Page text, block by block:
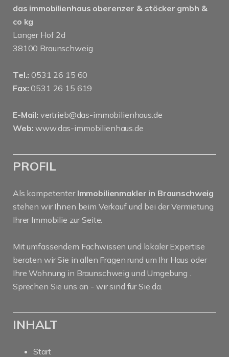
das immobilienhaus oberenzer & stöcker gmbh &
co kg
Langer Hof 2d
38100 Braunschweig
Tel.: 0531 26 15 60
Fax: 0531 26 15 619
E-Mail: vertrieb@das-immobilienhaus.de
Web: www.das-immobilienhaus.de
PROFIL
Als kompetenter Immobilienmakler in Braunschweig
stehen wir Ihnen beim Verkauf und bei der Vermietung
Ihrer Immobilie zur Seite.
Mit umfassendem Fachwissen und lokaler Expertise
beraten wir Sie in allen Fragen rund um Ihr Haus oder
Ihre Wohnung in Braunschweig und Umgebung .
Sprechen Sie uns an - wir sind für Sie da.
INHALT
Start